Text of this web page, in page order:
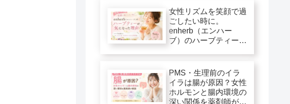
女性リズムを笑顔で過
ごしたい時に。
enherb（エンハー
ブ）のハーブティーが
PMS・生理前のイラ
イラは腸が原因？女性
ホルモンと腸内環境の
深い関係を薬剤師が解